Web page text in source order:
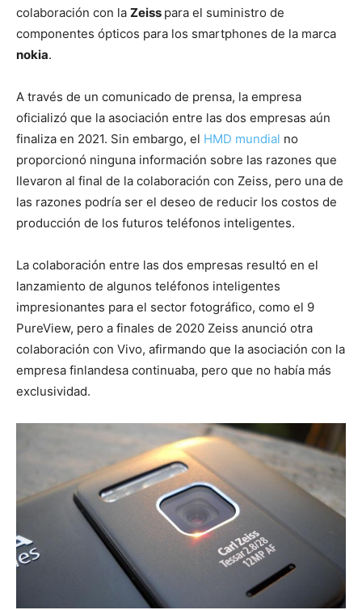
colaboración con la Zeiss para el suministro de
componentes ópticos para los smartphones de la marca
nokia.
A través de un comunicado de prensa, la empresa
oficializó que la asociación entre las dos empresas aún
finaliza en 2021. Sin embargo, el HMD mundial no
proporcionó ninguna información sobre las razones que
llevaron al final de la colaboración con Zeiss, pero una de
las razones podría ser el deseo de reducir los costos de
producción de los futuros teléfonos inteligentes.
La colaboración entre las dos empresas resultó en el
lanzamiento de algunos teléfonos inteligentes
impresionantes para el sector fotográfico, como el 9
PureView, pero a finales de 2020 Zeiss anunció otra
colaboración con Vivo, afirmando que la asociación con la
empresa finlandesa continuaba, pero que no había más
exclusividad.